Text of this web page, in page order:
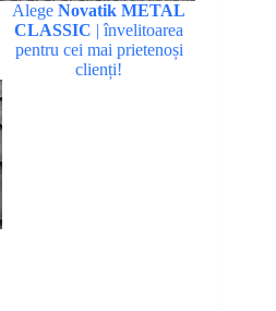
AlegeNovatik METAL
CLASSIC | învelitoarea
pentru cei mai prietenoși
clienți!